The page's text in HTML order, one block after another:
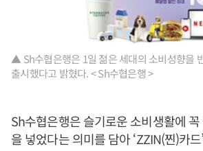
▲ Sh수협은행은 1일 젊은 세대의 소비성향을
출시했다고 밝혔다. < Sh수협은행 >
Sh수협은행은 슬기로운 소비생활에
을 넣었다는 의미를 담아 ‘ZZIN(찐)카